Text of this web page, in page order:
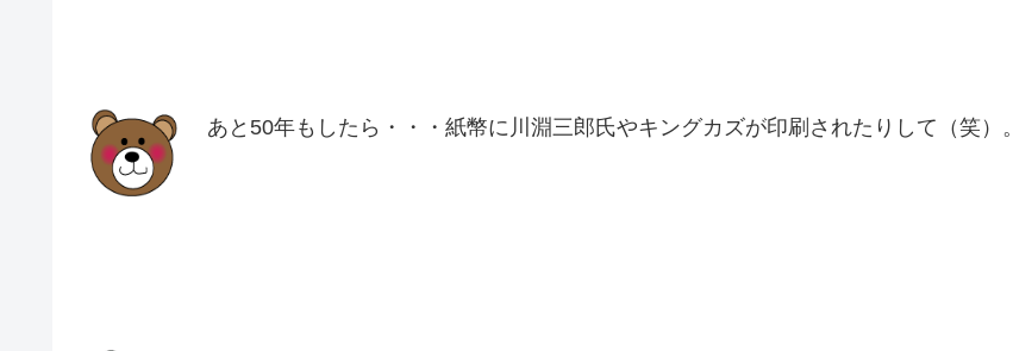
あと50年もしたら・・・紙幣に川淵三郎氏やキングカズが印刷されたりして（笑）。